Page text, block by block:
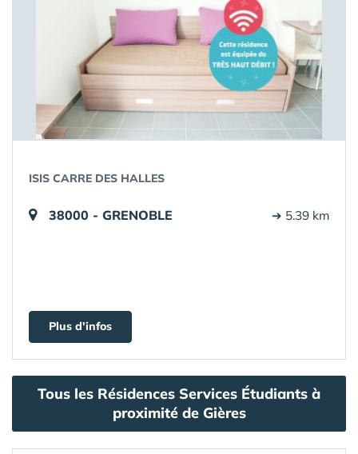
ISIS CARRE DES HALLES
38000 - GRENOBLE ➔ 5.39 km
Plus d'infos
Tous les Résidences Services Étudiants à
proximité de Gières